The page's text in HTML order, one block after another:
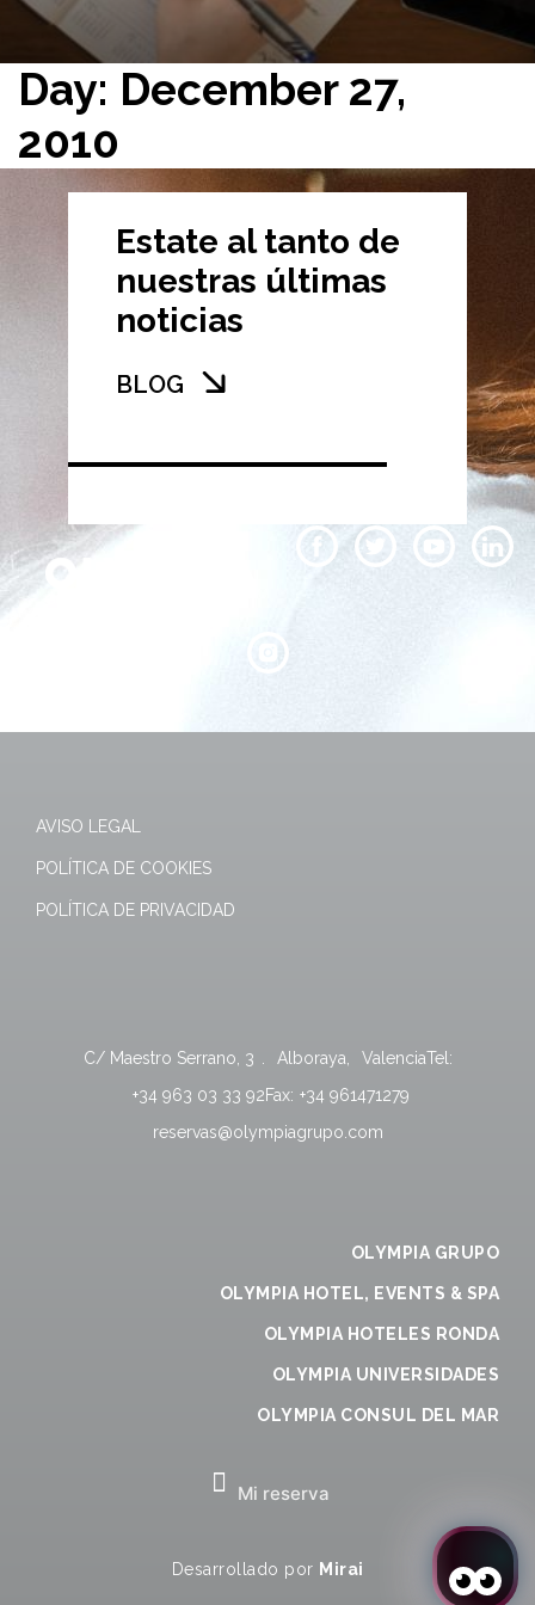
Day: December 27,
2010
Estate al tanto de
nuestras últimas
noticias
BLOG
AVISO LEGAL
POLÍTICA DE COOKIES
POLÍTICA DE PRIVACIDAD
C/ Maestro Serrano, 3 Alboraya ValenciaTel:
+34 963 03 33 92Fax: +34 961471279
reservas@olympiagrupo.com
OLYMPIA GRUPO
OLYMPIA HOTEL, EVENTS & SPA
OLYMPIA HOTELES RONDA
OLYMPIA UNIVERSIDADES
OLYMPIA CONSUL DEL MAR
Mi reserva
Desarrollado por Mirai